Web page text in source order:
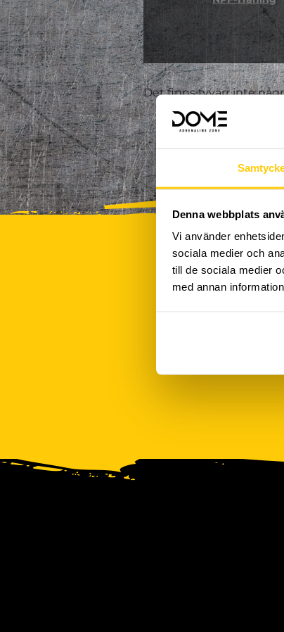
Denna webbplats
Vi använder
sociala medier och
till de sociala medier
med annan
Det finns tyvärr inte